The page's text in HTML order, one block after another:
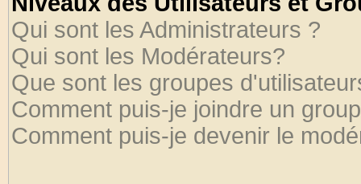
Qui sont les Administrateurs ?
Qui sont les Modérateurs?
Que sont les groupes
Comment puis-je joindre un
Comment puis-je devenir le